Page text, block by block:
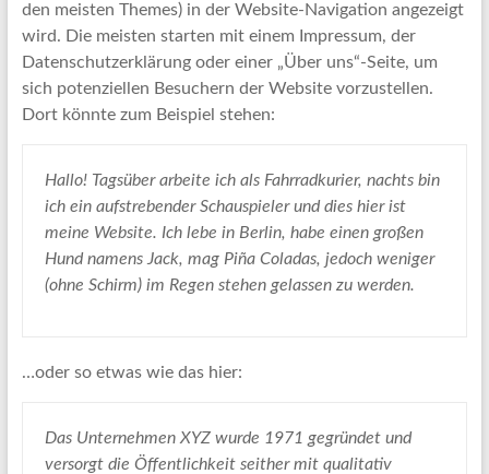
den meisten Themes) in der Website-Navigation angezeigt
wird. Die meisten starten mit einem Impressum, der
Datenschutzerklärung oder einer „Über uns“-Seite, um
sich potenziellen Besuchern der Website vorzustellen.
Dort könnte zum Beispiel stehen:
Hallo! Tagsüber arbeite ich als Fahrradkurier, nachts bin
ich ein aufstrebender Schauspieler und dies hier ist
meine Website. Ich lebe in Berlin, habe einen großen
Hund namens Jack, mag Piña Coladas, jedoch weniger
(ohne Schirm) im Regen stehen gelassen zu werden.
…oder so etwas wie das hier:
Das Unternehmen XYZ wurde 1971 gegründet und
versorgt die Öffentlichkeit seither mit qualitativ